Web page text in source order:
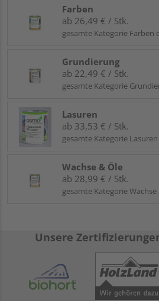
Farben
ab 26,49 € / Stk.
gesamte Kategorie Farben
Grundierung
ab 22,49 € / Stk.
gesamte Kategorie
Lasuren
ab 33,53 € / Stk.
gesamte Kategorie
Wachse & Öle
ab 28,99 € / Stk.
gesamte Kategorie
Unsere